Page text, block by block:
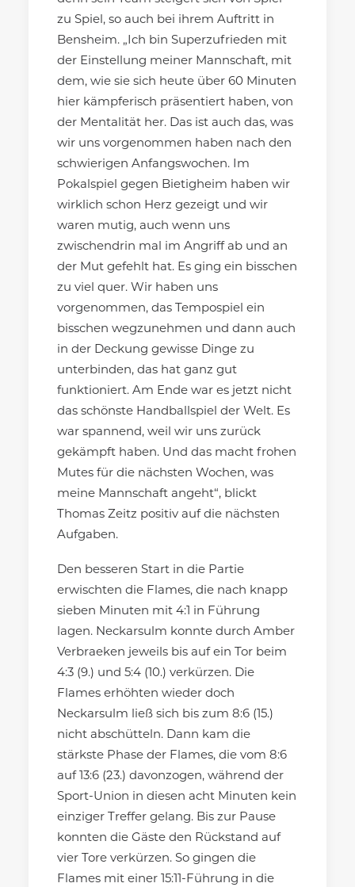
zu Spiel, so auch bei ihrem Auftritt in
Bensheim. „Ich bin Superzufrieden mit
der Einstellung meiner Mannschaft, mit
dem, wie sie sich heute über 60 Minuten
hier kämpferisch präsentiert haben, von
der Mentalität her. Das ist auch das, was
wir uns vorgenommen haben nach den
schwierigen Anfangswochen. Im
Pokalspiel gegen Bietigheim haben wir
wirklich schon Herz gezeigt und wir
waren mutig, auch wenn uns
zwischendrin mal im Angriff ab und an
der Mut gefehlt hat. Es ging ein bisschen
zu viel quer. Wir haben uns
vorgenommen, das Tempospiel ein
bisschen wegzunehmen und dann auch
in der Deckung gewisse Dinge zu
unterbinden, das hat ganz gut
funktioniert. Am Ende war es jetzt nicht
das schönste Handballspiel der Welt. Es
war spannend, weil wir uns zurück
gekämpft haben. Und das macht frohen
Mutes für die nächsten Wochen, was
meine Mannschaft angeht“, blickt
Thomas Zeitz positiv auf die nächsten
Aufgaben.
Den besseren Start in die Partie
erwischten die Flames, die nach knapp
sieben Minuten mit 4:1 in Führung
lagen. Neckarsulm konnte durch Amber
Verbraeken jeweils bis auf ein Tor beim
4:3 (9.) und 5:4 (10.) verkürzen. Die
Flames erhöhten wieder doch
Neckarsulm ließ sich bis zum 8:6 (15.)
nicht abschütteln. Dann kam die
stärkste Phase der Flames, die vom 8:6
auf 13:6 (23.) davonzogen, während der
Sport-Union in diesen acht Minuten kein
einziger Treffer gelang. Bis zur Pause
konnten die Gäste den Rückstand auf
vier Tore verkürzen. So gingen die
Flames mit einer 15:11-Führung in die